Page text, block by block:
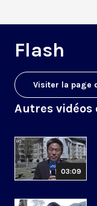
Flash
Visiter la page
Autres vidéos
03:09